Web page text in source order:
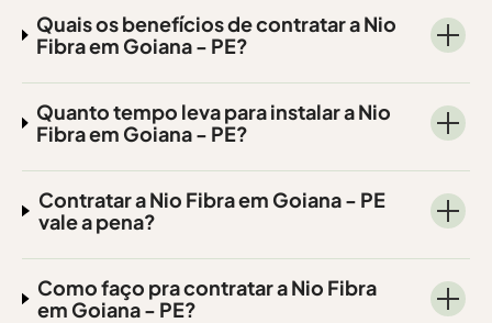
Quais os benefícios de contratar a Nio
Fibra em Goiana - PE?
Quanto tempo leva para instalar a Nio
Fibra em Goiana - PE?
Contratar a Nio Fibra em Goiana - PE
vale a pena?
Como faço pra contratar a Nio Fibra
em Goiana - PE?